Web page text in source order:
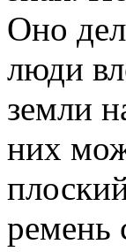
Оно
люди
земли
них
ремень